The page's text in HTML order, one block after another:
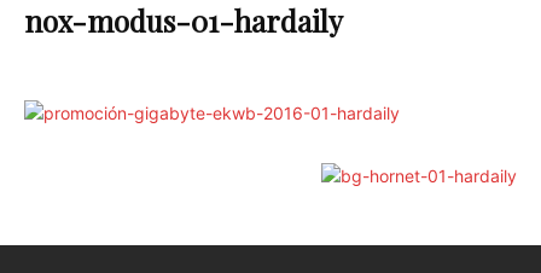
nox-modus-01-hardaily